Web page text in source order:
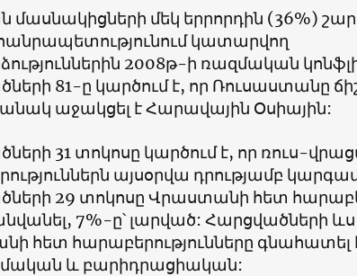
մասնակիցների մեկ երրորդին (36%)
կատարվող
2008թ-ի ռազմական
81-ը կարծում է, որ Ռուսաստանը
աջակցել է Հարավային Օսիային:
31 տոկոսը կարծում է, որ ռուս-
այսօրվա դրությամբ
29 տոկոսը Վրաստանի հետ
7%-ը՝ լարված: Հարցվածների
հետ հարաբերությունները գնահատել
և բարիդրացիական: